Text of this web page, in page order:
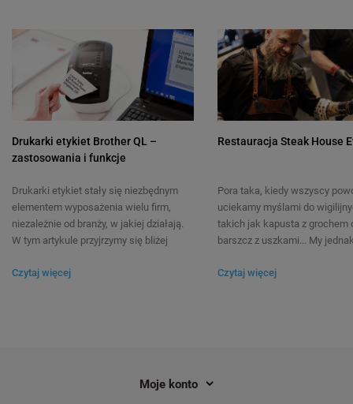
Drukarki etykiet Brother QL –
zastosowania i funkcje
Drukarki etykiet stały się niezbędnym
elementem wyposażenia wielu firm,
niezależnie od branży, w jakiej działają.
W tym artykule przyjrzymy się bliżej
etykiet Brother QL oraz ich praktycznym
Czytaj więcej
Restauracja Steak House
Pora taka, kiedy wszyscy
uciekamy myślami do
takich jak kapusta z grochem
barszcz z uszkami... My
soczystych stekach, gdzie
Czytaj więcej
Moje konto